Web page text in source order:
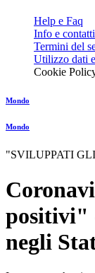
Help e Faq
Info e contatti
Termini del
Utilizzo dati
Cookie
Mondo
Mondo
"SVILUPPATI
positivi"
negli